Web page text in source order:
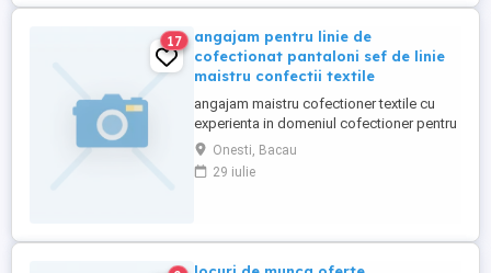
17
angajam pentru linie de
cofectionat pantaloni sef de linie
maistru confectii textile
angajam maistru cofectioner textile cu
experienta in domeniul cofectioner pentru
categoria pantaloni relatii la tel
Onesti, Bacau
29 iulie